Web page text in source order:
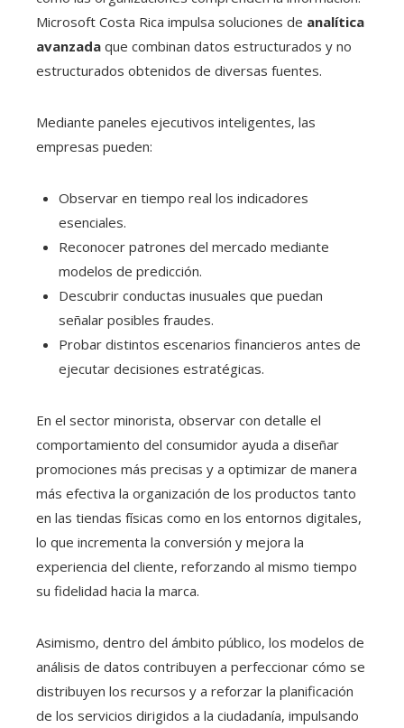
Microsoft Costa Rica impulsa soluciones de analítica
avanzada que combinan datos estructurados y no
estructurados obtenidos de diversas fuentes.
Mediante paneles ejecutivos inteligentes, las
empresas pueden:
Observar en tiempo real los indicadores
esenciales.
Reconocer patrones del mercado mediante
modelos de predicción.
Descubrir conductas inusuales que puedan
señalar posibles fraudes.
Probar distintos escenarios financieros antes de
ejecutar decisiones estratégicas.
En el sector minorista, observar con detalle el
comportamiento del consumidor ayuda a diseñar
promociones más precisas y a optimizar de manera
más efectiva la organización de los productos tanto
en las tiendas físicas como en los entornos digitales,
lo que incrementa la conversión y mejora la
experiencia del cliente, reforzando al mismo tiempo
su fidelidad hacia la marca.
Asimismo, dentro del ámbito público, los modelos de
análisis de datos contribuyen a perfeccionar cómo se
distribuyen los recursos y a reforzar la planificación
de los servicios dirigidos a la ciudadanía, impulsando